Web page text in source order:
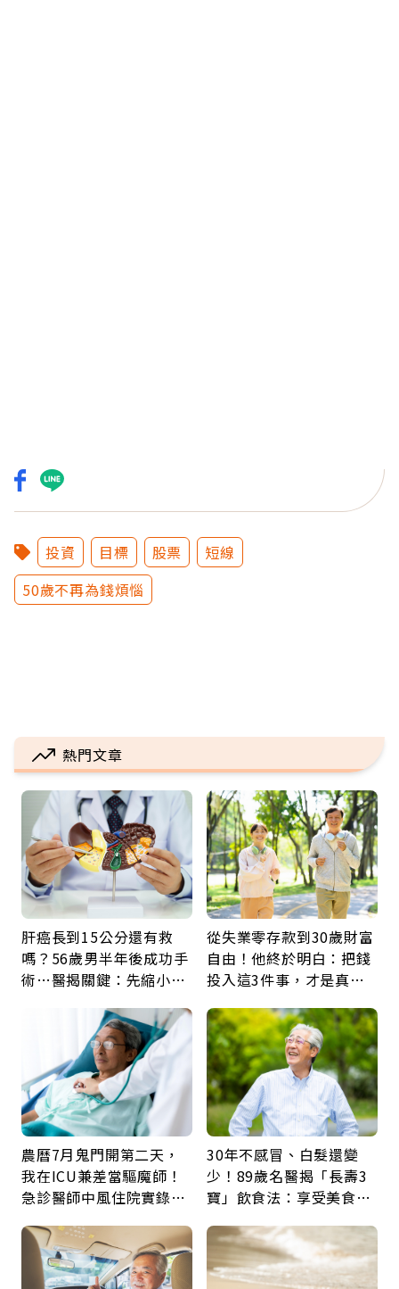
投資 目標 股票
短線
50歲不再為錢煩惱
熱門文章
肝癌長到15公分還有救
嗎？56歲男半年後成功手
術…醫揭關鍵：先縮小腫
從失業零存款到30歲財富
自由！他終於明白：把錢
投入這3件事，才是真正
農曆7月鬼門開第二天，
我在ICU兼差當驅魔師！
急診醫師中風住院實錄：
30年不感冒、白髮還變
少！89歲名醫揭「長壽3
寶」飲食法：享受美食不